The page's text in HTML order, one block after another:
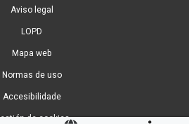
Aviso legal
LOPD
Mapa web
Normas de uso
Accesibilidade
de cookies